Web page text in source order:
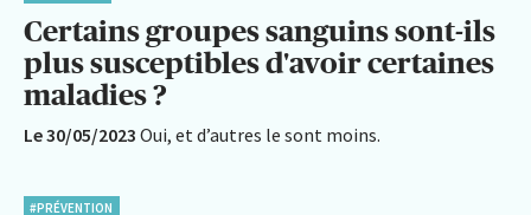
Certains groupes sanguins sont-ils
plus susceptibles d'avoir certaines
maladies ?
Le 30/05/2023 Oui, et d’autres le sont moins.
#PRÉVENTION